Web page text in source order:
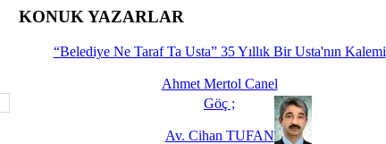
İşte Biz buyuz...
KONUK YAZARLAR
“Belediye Ne Taraf Ta Usta” 35 Yıllık Bir Usta'nın Kalemi
Ahmet Mertol Canel
Göç ;
Av. Cihan TUFAN